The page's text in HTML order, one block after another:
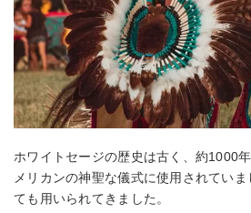
ホワイトセージの歴史は古く、約1000
メリカンの神聖な儀式に使用されてい
ても用いられてきました。